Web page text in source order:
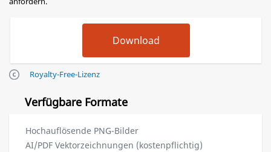
Royalty-Free-Lizenz
Verfügbare Formate
Hochauflösende PNG-Bilder
AI/PDF Vektorzeichnungen (kostenpflichtig)